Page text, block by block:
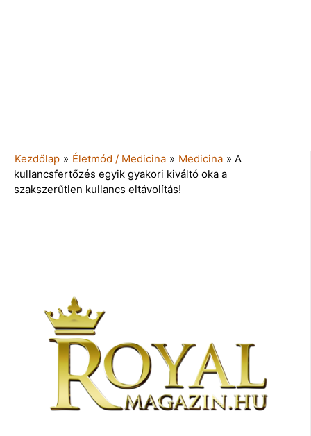
Kezdőlap » Életmód / Medicina » Medicina » A
kullancsfertőzés egyik gyakori kiváltó oka a
szakszerűtlen kullancs eltávolítás!